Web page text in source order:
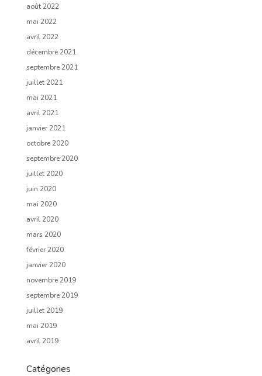
août 2022
mai 2022
avril 2022
décembre 2021
septembre 2021
juillet 2021
mai 2021
avril 2021
janvier 2021
octobre 2020
septembre 2020
juillet 2020
juin 2020
mai 2020
avril 2020
mars 2020
février 2020
janvier 2020
novembre 2019
septembre 2019
juillet 2019
mai 2019
avril 2019
Catégories